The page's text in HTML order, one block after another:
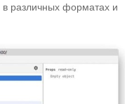
различных форматах и